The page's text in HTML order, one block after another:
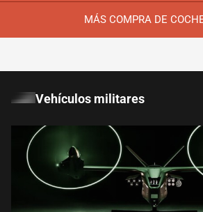
MÁS COMPRA DE
Vehículos militares